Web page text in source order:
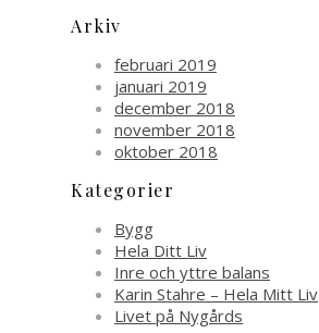
Arkiv
februari 2019
januari 2019
december 2018
november 2018
oktober 2018
Kategorier
Bygg
Hela Ditt Liv
Inre och yttre balans
Karin Stahre – Hela Mitt Liv
Livet på Nygårds